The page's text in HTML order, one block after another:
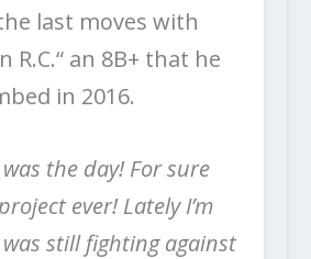
last moves with
R.C.“ an 8B+ that he
in 2016.
was the day! For sure
ever! Lately I’m
still fighting against